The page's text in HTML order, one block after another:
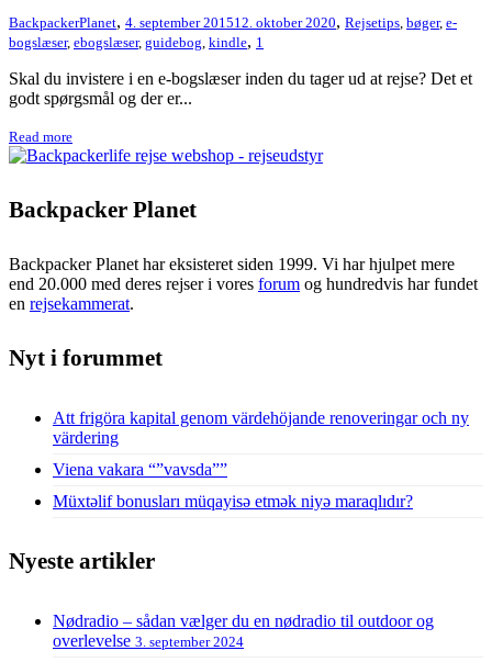
BackpackerPlanet, 4. september 201512. oktober 2020, Rejsetips bøger, e-
bogslæser, ebogslæser, guidebog kindle, 1
Skal du invistere i en e-bogslæser inden du tager ud at rejse? Det et
godt spørgsmål og der er...
Read more
Backpacker Planet
Backpacker Planet har eksisteret siden 1999. Vi har hjulpet mere
end 20.000 med deres rejser i vores forum og hundredvis har fundet
en rejsekammerat.
Nyt i forummet
Att frigöra kapital genom värdehöjande renoveringar och ny
värdering
Viena vakara “”vavsda””
Müxtəlif bonusları müqayisə etmək niyə maraqlıdır?
Nyeste artikler
Nødradio – sådan vælger du en nødradio til outdoor og
overlevelse 3. september 2024